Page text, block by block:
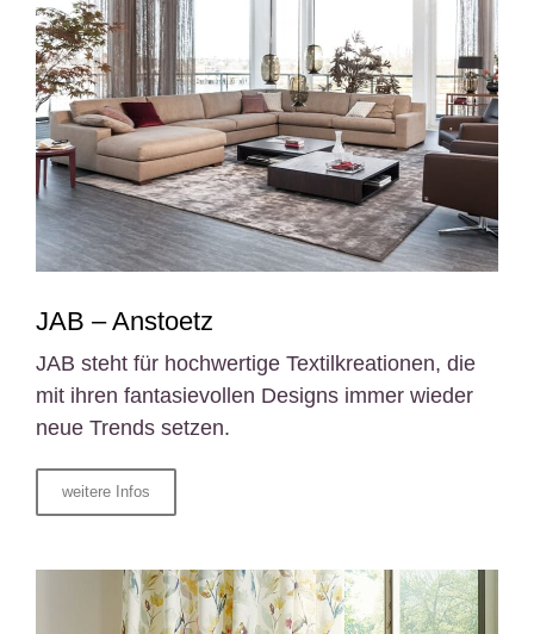
JAB – Anstoetz
JAB steht für hochwertige Textilkreationen, die
mit ihren fantasievollen Designs immer wieder
neue Trends setzen.
weitere Infos